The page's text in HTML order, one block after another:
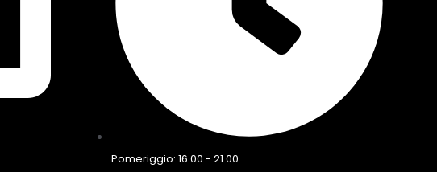
Pomeriggio: 16.00 - 21.00